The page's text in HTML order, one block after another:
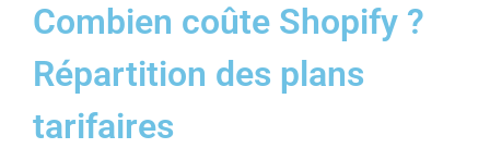
Combien coûte Shopify ?
Répartition des plans
tarifaires